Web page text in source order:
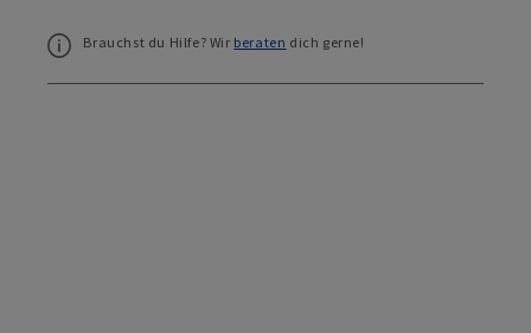
Brauchst du Hilfe? Wir beraten dich gerne!